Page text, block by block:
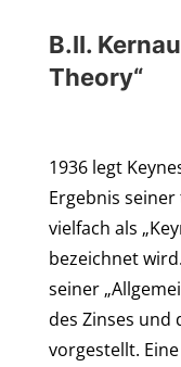
B.II.
Theory“
1936 legt
Ergebnis
vielfach als
bezeichnet
seiner
des Zinses und
vorgestellt.